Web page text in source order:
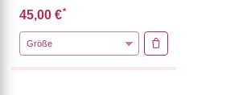
45,00 €*
IN DEN WARENKORB